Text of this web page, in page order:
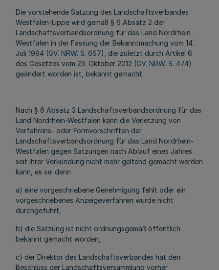
Die vorstehende Satzung des Landschaftsverbandes
Westfalen-Lippe wird gemäß § 6 Absatz 2 der
Landschaftsverbandsordnung für das Land Nordrhein-
Westfalen in der Fassung der Bekanntmachung vom 14.
Juli 1994 (GV. NRW. S. 657), die zuletzt durch Artikel 6
des Gesetzes vom 23. Oktober 2012 (GV. NRW. S. 474)
geändert worden ist, bekannt gemacht.
Nach § 6 Absatz 3 Landschaftsverbandsordnung für das
Land Nordrhein-Westfalen kann die Verletzung von
Verfahrens- oder Formvorschriften der
Landschaftsverbandsordnung für das Land Nordrhein-
Westfalen gegen Satzungen nach Ablauf eines Jahres
seit ihrer Verkündung nicht mehr geltend gemacht werden
kann, es sei denn
a) eine vorgeschriebene Genehmigung fehlt oder ein
vorgeschriebenes Anzeigeverfahren wurde nicht
durchgeführt,
b) die Satzung ist nicht ordnungsgemäß öffentlich
bekannt gemacht worden,
c) der Direktor des Landschaftsverbandes hat den
Beschluss der Landschaftsversammlung vorher